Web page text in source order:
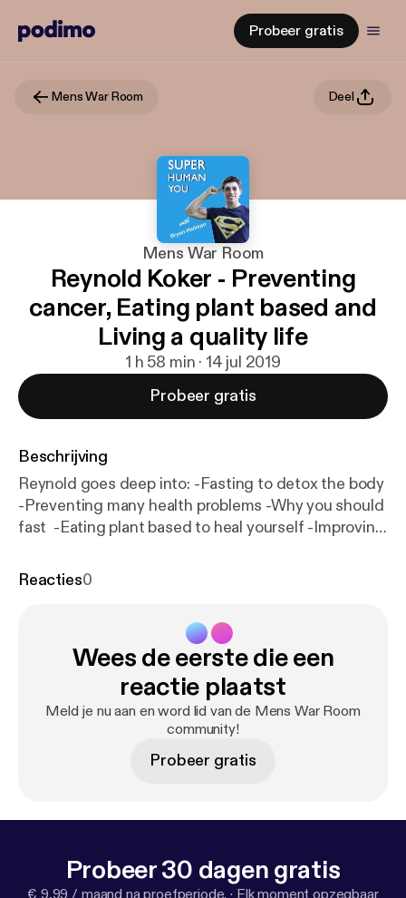
Probeer gratis
Mens War Room Deel
Mens War Room
Reynold Koker - Preventing
cancer, Eating plant based and
Living a quality life
1 h 58 min · 14 jul 2019
Probeer gratis
Beschrijving
Reynold goes deep into: -Fasting to detox the body
-Preventing many health problems -Why you should
fast -Eating plant based to heal yourself -Improving
should drink distilled water -And many more
Reacties0
Wees de eerste die een
reactie plaatst
Meld je nu aan en word lid van de Mens War Room
community!
Probeer gratis
Probeer 30 dagen gratis
€ 9,99 / maand na proefperiode. · Elk moment opzegbaar